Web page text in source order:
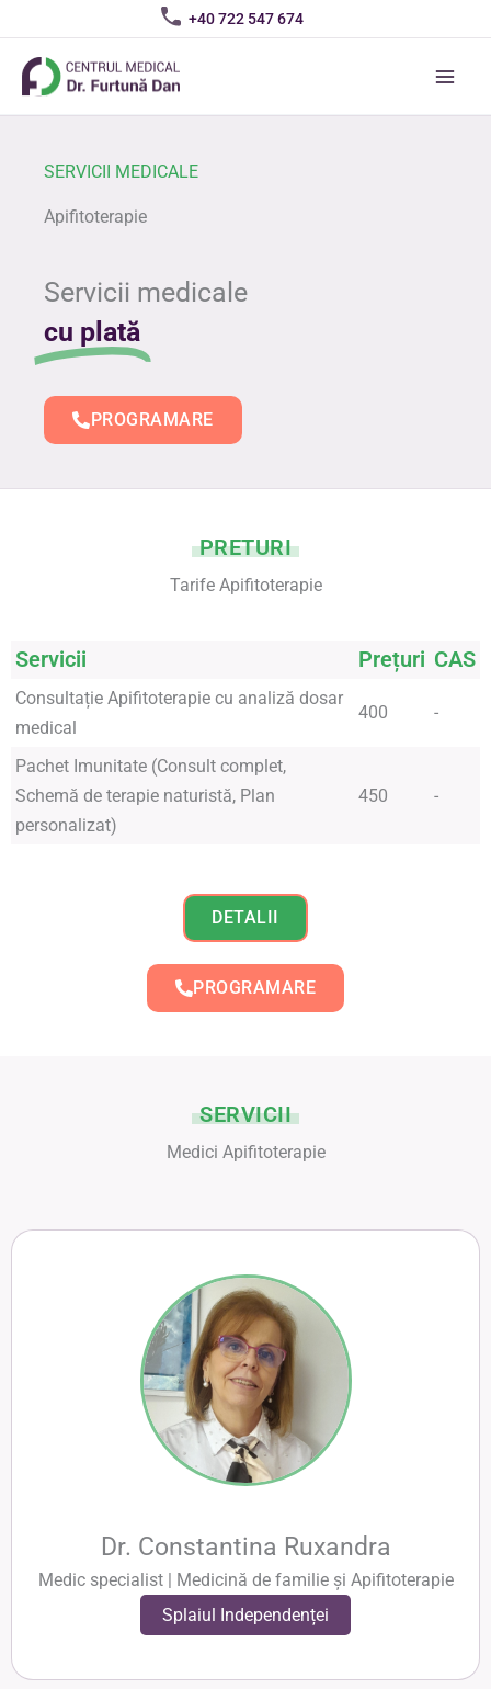
to
content
+40 722 547 674
SERVICII MEDICALE
Apifitoterapie
Servicii medicale
cu plată
PROGRAMARE
PRETURI
Tarife Apifitoterapie
Servicii Prețuri CAS
Consultație Apifitoterapie cu analiză dosar
medical
400 -
Pachet Imunitate (Consult complet,
Schemă de terapie naturistă, Plan
personalizat)
450 -
DETALII
PROGRAMARE
SERVICII
Medici Apifitoterapie
Dr. Constantina Ruxandra
Medic specialist | Medicină de familie și Apifitoterapie
Splaiul Independenței